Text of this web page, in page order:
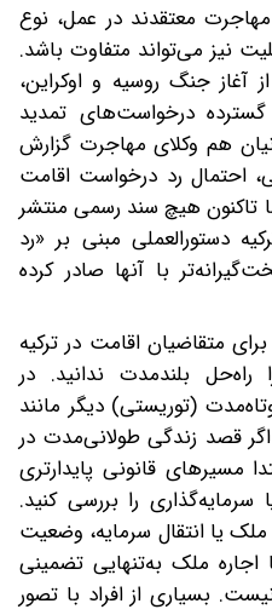
معتقدند در عمل، نوع
نیز می‌تواند متفاوت باشد.
آغاز جنگ روسیه و اوکراین،
گسترده درخواست‌های تمدید
هم وکلای مهاجرت گزارش
احتمال رد درخواست اقامت
تاکنون هیچ سند رسمی منتشر
دستورالعملی مبنی بر «رد
با آنها صادر کرده
متقاضیان اقامت در ترکیه
بلندمدت ندانید. در
(توریستی) دیگر مانند
قصد زندگی طولانی‌مدت در
مسیرهای قانونی پایدارتری
را بررسی کنید.
یا انتقال سرمایه، وضعیت
اجاره ملک به‌تنهایی تضمینی
بسیاری از افراد با تصور